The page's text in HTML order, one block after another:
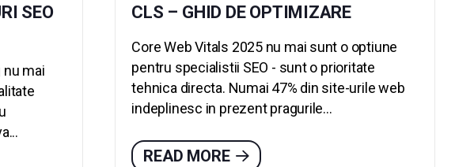
SEO
nu mai
CLS – GHID DE OPTIMIZARE
Core Web Vitals 2025 nu mai sunt o optiune
pentru specialistii SEO - sunt o prioritate
tehnica directa. Numai 47% din site-urile web
indeplinesc in prezent pragurile...
READ MORE